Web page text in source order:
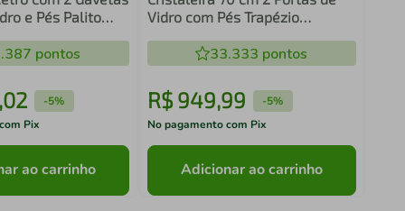
e Pés Palito
pontos
02 -5%
Pix
ao carrinho
Vidro com Pés Trapézio
Madesa
33.333 pontos
R$ 949,99 -5%
No pagamento com Pix
Adicionar ao carrinho